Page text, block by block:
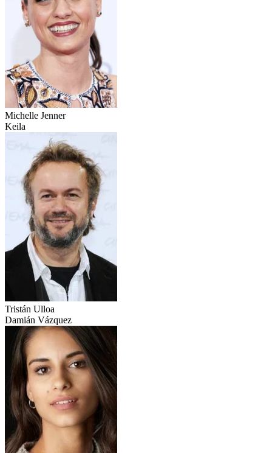
Michelle Jenner
Keila
Tristán Ulloa
Damián Vázquez